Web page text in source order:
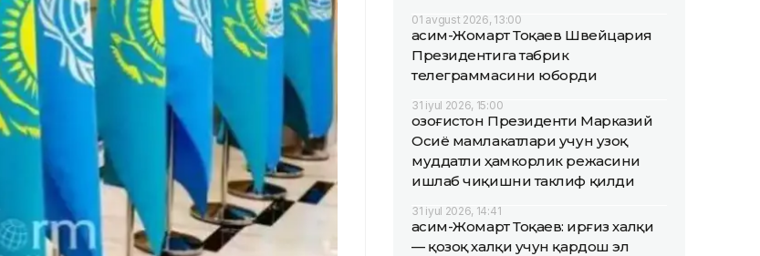
01 avgust 2026, 13:00
Қасим-Жомарт Тоқаев Швейцария
Президентига табрик
телеграммасини юборди
31 iyul 2026, 15:00
Қозоғистон Президенти Марказий
Осиё мамлакатлари учун узоқ
муддатли ҳамкорлик режасини
ишлаб чиқишни таклиф қилди
31 iyul 2026, 14:41
Қасим-Жомарт Тоқаев: Қирғиз халқи
— қозоқ халқи учун қардош эл